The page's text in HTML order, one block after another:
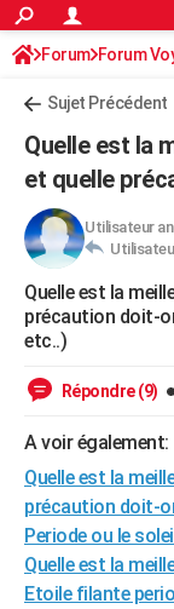
ACTUALITÉS
Politique
Société
Faits Divers
Education
Monde
Villes
+
Programme TV
Streaming
Cinéma
Sorties cinéma
Musique
FINANCE
Retraite
Impôts
Epargne
Immobilier
Risques naturels par
Banque
Assurance
Crédit
AUTO
Essais
Réserver un essai
Citadines
Berlines
SUV
Forum auto
HIGH-TECH
Mobiles
Meilleur smartphone
Internet
Ordinateurs
Jeux vidéo
Guide high-tech
+BRICOLAGE
WEEK-END
Art de vivre
Bien-être
Loisirs
ModeModes de vie
SANTE
Alimentation
Guide de la santé
Maladies
Médicaments
Sommeil
VOYAGE
Destinations
City break
Voyage nature
Voyage de noces
Forum
Climat
+PHOTO
Forum Forum
Sujet Précédent
Quelle est la
et quelle
Utilisateur
Quelle est la
précaution doit-
etc..)
Répondre (9)
A voir également:
Quelle est la
précaution doit-
Periode ou le
Quelle est la
Etoile filante